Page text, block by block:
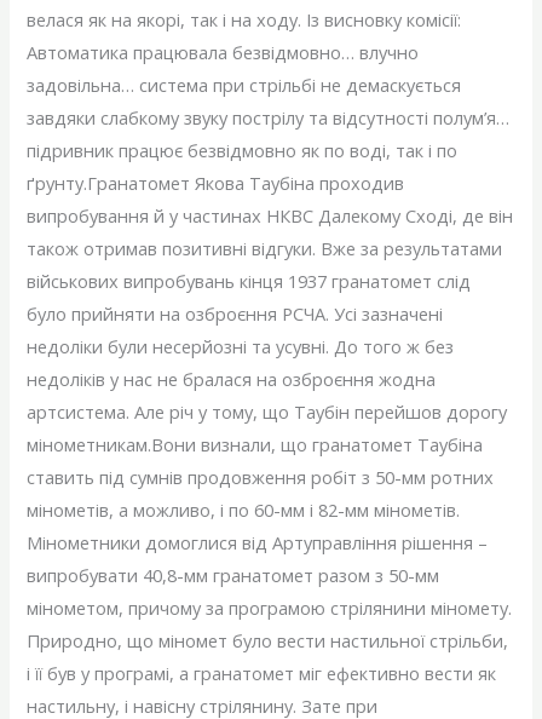
велася як на якорі, так і на ходу. Із висновку комісії:
Автоматика працювала безвідмовно… влучно
задовільна… система при стрільбі не демаскується
завдяки слабкому звуку пострілу та відсутності полум’я…
підривник працює безвідмовно як по воді, так і по
ґрунту.Гранатомет Якова Таубіна проходив
випробування й у частинах НКВС Далекому Сході, де він
також отримав позитивні відгуки. Вже за результатами
військових випробувань кінця 1937 гранатомет слід
було прийняти на озброєння РСЧА. Усі зазначені
недоліки були несерйозні та усувні. До того ж без
недоліків у нас не бралася на озброєння жодна
артсистема. Але річ у тому, що Таубін перейшов дорогу
мінометникам.Вони визнали, що гранатомет Таубіна
ставить під сумнів продовження робіт з 50-мм ротних
мінометів, а можливо, і по 60-мм і 82-мм мінометів.
Мінометники домоглися від Артуправління рішення –
випробувати 40,8-мм гранатомет разом з 50-мм
мінометом, причому за програмою стрілянини міномету.
Природно, що міномет було вести настильної стрільби,
і її був у програмі, а гранатомет міг ефективно вести як
настильну, і навісну стрілянину. Зате при